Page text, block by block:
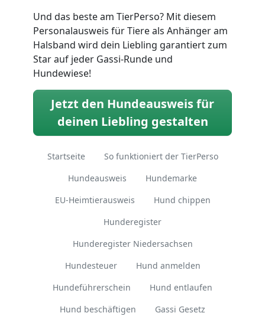
Und das beste am TierPerso? Mit diesem
Personalausweis für Tiere als Anhänger am
Halsband wird dein Liebling garantiert zum
Star auf jeder Gassi-Runde und
Hundewiese!
Jetzt den Hundeausweis für
deinen Liebling gestalten
Startseite
So funktioniert der TierPerso
Hundeausweis
Hundemarke
EU-Heimtierausweis
Hund chippen
Hunderegister
Hunderegister Niedersachsen
Hundesteuer
Hund anmelden
Hundeführerschein
Hund entlaufen
Hund beschäftigen
Gassi Gesetz